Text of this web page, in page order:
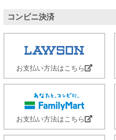
コンビニ決済
お支払い方法はこちら
お支払い方法はこちら